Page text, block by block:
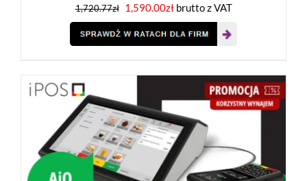
1,720.77zł 1,590.00złbrutto z VAT